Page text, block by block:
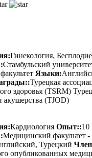
Гинекология, Бесплодие
Стамбульский
Языки:
Турецкая
здоровья (TSRM)
акушерства (TJOD)
Кардиология Опыт::10
Медицинский факультет -
Турецкий
опубликованных